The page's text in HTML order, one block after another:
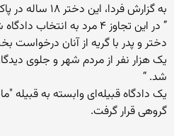
به گزارش فردا، این دختر ۱۸ ساله در پاکستان به‌دستور
” در این تجاوز ۴ مرد به
دختر و پدر با گریه از آنان
شد. “
یک دادگاه قبیله‌ای وابسته به قبیله
گروهی قرار گرفت.